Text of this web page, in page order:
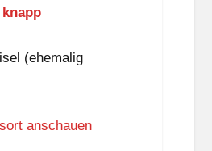
(ehemalig
anschauen